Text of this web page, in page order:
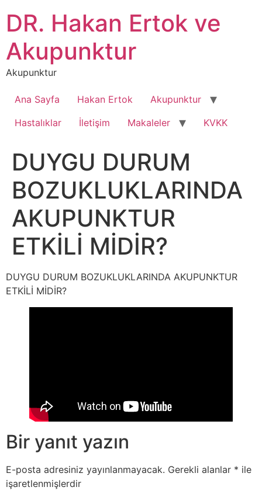
atlaDR. Hakan Ertok ve
Akupunktur
Akupunktur
Ana Sayfa Hakan Ertok
Akupunktur
Hastalıklar
İletişim Makaleler KVKK
DUYGU DURUM
BOZUKLUKLARINDA
AKUPUNKTUR
ETKİLİ MİDİR?
DUYGU DURUM BOZUKLUKLARINDA AKUPUNKTUR
ETKİLİ MİDİR?
Bir yanıt yazın
E-posta adresiniz yayınlanmayacak. Gerekli alanlar * ile
işaretlenmişlerdir